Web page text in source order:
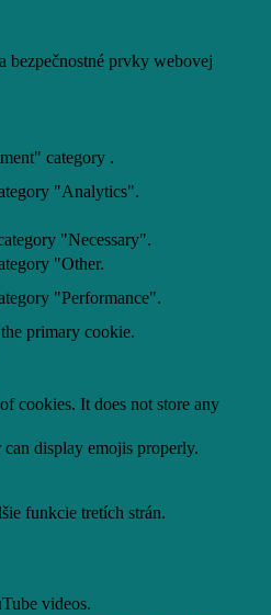
bezpečnostné prvky webovej
category .
"Analytics".
"Necessary".
"Other.
"Performance".
primary cookie.
cookies. It does not store any
display emojis properly.
funkcie tretích strán.
videos.